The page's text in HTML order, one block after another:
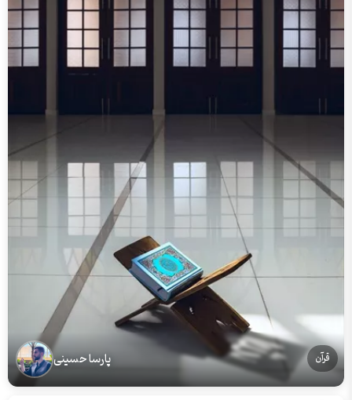
قرآن پارسا حسینی